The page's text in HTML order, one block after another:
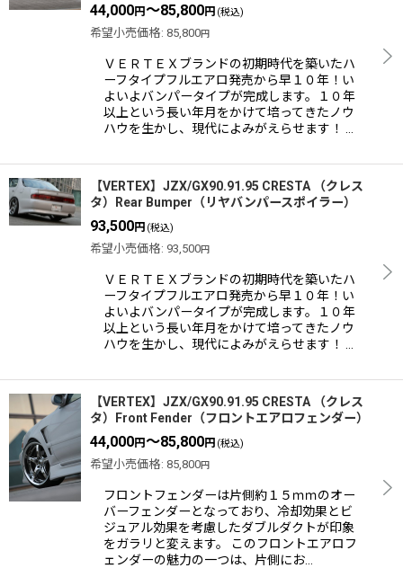
44,000円～85,800円 (税込)
希望小売価格: 85,800円
ＶＥＲＴＥＸブランドの初期時代を築いたハ
ーフタイプフルエアロ発売から早１０年！い
よいよバンパータイプが完成します。１０年
以上という長い年月をかけて培ってきたノウ
ハウを生かし、現代によみがえらせます！ …
【VERTEX】JZX/GX90.91.95 CRESTA （クレス
タ）Rear Bumper（リヤバンパースポイラー）
93,500円 (税込)
希望小売価格: 93,500円
ＶＥＲＴＥＸブランドの初期時代を築いたハ
ーフタイプフルエアロ発売から早１０年！い
よいよバンパータイプが完成します。１０年
以上という長い年月をかけて培ってきたノウ
ハウを生かし、現代によみがえらせます！ …
【VERTEX】JZX/GX90.91.95 CRESTA （クレス
タ）Front Fender（フロントエアロフェンダー）
44,000円～85,800円 (税込)
希望小売価格: 85,800円
フロントフェンダーは片側約１５ｍｍのオー
バーフェンダーとなっており、冷却効果とビ
ジュアル効果を考慮したダブルダクトが印象
をガラリと変えます。 このフロントエアロフ
ェンダーの魅力の一つは、片側にお…